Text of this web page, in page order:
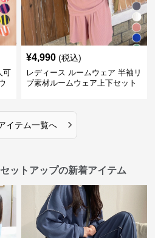
可
¥4,990 (税込)
レディース ルームウェア 半袖リ
ブ素材ルームウェア上下セット
イテム一覧へ ›
ットアップの新着アイテム